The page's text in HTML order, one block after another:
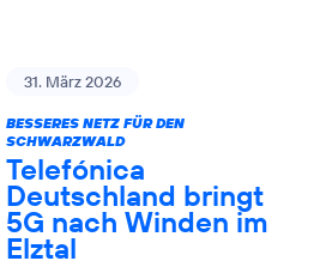
31. März 2026
BESSERES NETZ FÜR DEN
SCHWARZWALD
Telefónica
Deutschland bringt
5G nach Winden im
Elztal